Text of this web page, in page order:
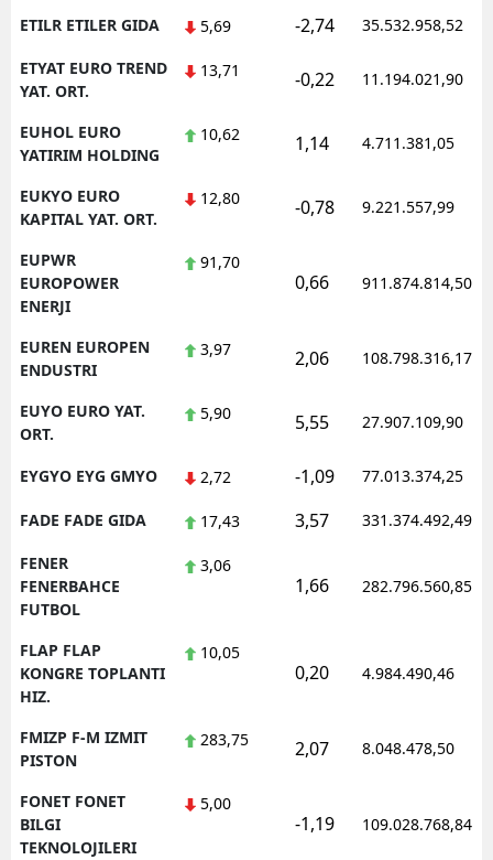
ETILR ETILER GIDA 5,69 -2,74 35.532.958,52
ETYAT EURO TREND
YAT. ORT.
13,71 -0,22 11.194.021,90
EUHOL EURO
YATIRIM HOLDING
10,62 1,14 4.711.381,05
EUKYO EURO
KAPITAL YAT. ORT.
12,80 -0,78 9.221.557,99
EUPWR
EUROPOWER
ENERJI
91,70
0,66 911.874.814,50
EUREN EUROPEN
ENDUSTRI
3,97 2,06 108.798.316,17
EUYO EURO YAT.
ORT.
5,90 5,55 27.907.109,90
EYGYO EYG GMYO 2,72 -1,09 77.013.374,25
FADE FADE GIDA 17,43 3,57 331.374.492,49
FENER
FENERBAHCE
FUTBOL
3,06
1,66 282.796.560,85
FLAP FLAP
KONGRE TOPLANTI
HIZ.
10,05
0,20 4.984.490,46
FMIZP F-M IZMIT
PISTON
283,75 2,07 8.048.478,50
FONET FONET
BILGI
TEKNOLOJILERI
5,00
-1,19 109.028.768,84